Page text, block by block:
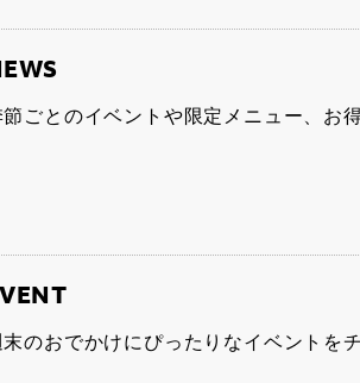
節ごとのイベントや限定メニュー、お
末のおでかけにぴったりなイベントを